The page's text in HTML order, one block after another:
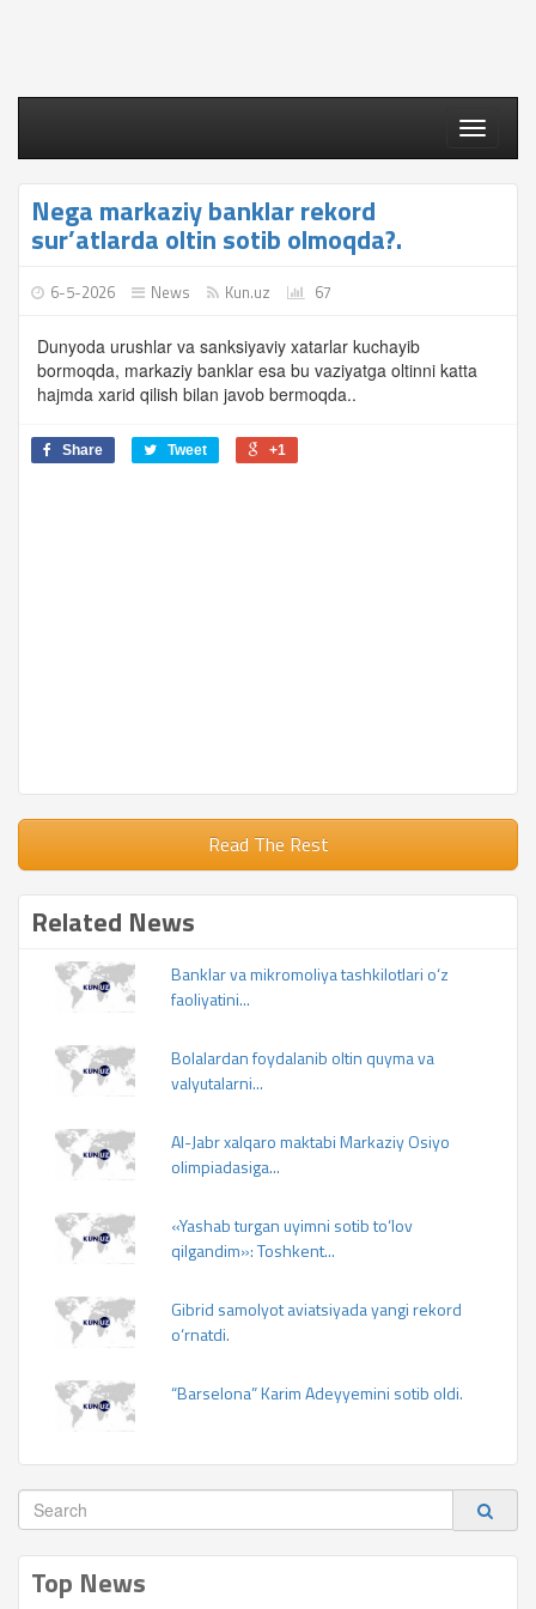
Toggle
Nega markaziy banklar rekord
sur’atlarda oltin sotib olmoqda?.
6-5-2026 News Kun.uz 67
Dunyoda urushlar va sanksiyaviy xatarlar kuchayib
bormoqda, markaziy banklar esa bu vaziyatga oltinni katta
hajmda xarid qilish bilan javob bermoqda..
Share Tweet +1
Read The Rest
Related News
Banklar va mikromoliya tashkilotlari o‘z
faoliyatini...
Bolalardan foydalanib oltin quyma va
valyutalarni...
Al-Jabr xalqaro maktabi Markaziy Osiyo
olimpiadasiga...
«Yashab turgan uyimni sotib to‘lov
qilgandim»: Toshkent...
Gibrid samolyot aviatsiyada yangi rekord
o‘rnatdi.
“Barselona” Karim Adeyyemini sotib oldi.
Top News